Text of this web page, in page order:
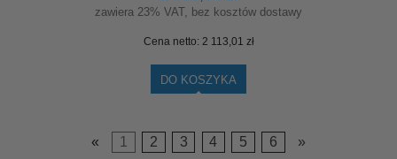
zawiera 23% VAT, bez kosztów dostawy
Cena netto: 2 113,01 zł
DO KOSZYKA
« 1 2 3 4 5 6 »